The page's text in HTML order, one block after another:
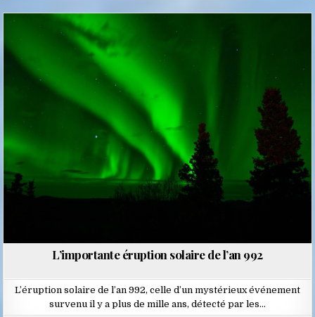
in
L’importante éruption solaire de l’an 992
L’éruption solaire de l’an 992, celle d’un mystérieux événement
survenu il y a plus de mille ans, détecté par les…